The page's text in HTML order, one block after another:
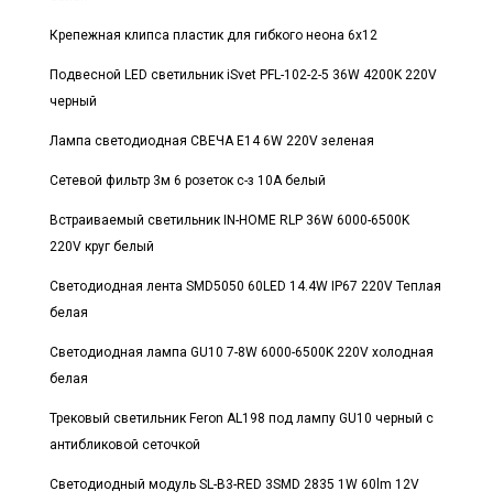
Крепежная клипса пластик для гибкого неона 6x12
Подвесной LED светильник iSvet PFL-102-2-5 36W 4200K 220V
черный
Лампа светодиодная СВЕЧА E14 6W 220V зеленая
Сетевой фильтр 3м 6 розеток с-з 10А белый
Встраиваемый светильник IN-HOME RLP 36W 6000-6500K
220V круг белый
Светодиодная лента SMD5050 60LED 14.4W IP67 220V Теплая
белая
Светодиодная лампа GU10 7-8W 6000-6500K 220V холодная
белая
Трековый светильник Feron AL198 под лампу GU10 черный с
антибликовой сеточкой
Светодиодный модуль SL-B3-RED 3SMD 2835 1W 60lm 12V